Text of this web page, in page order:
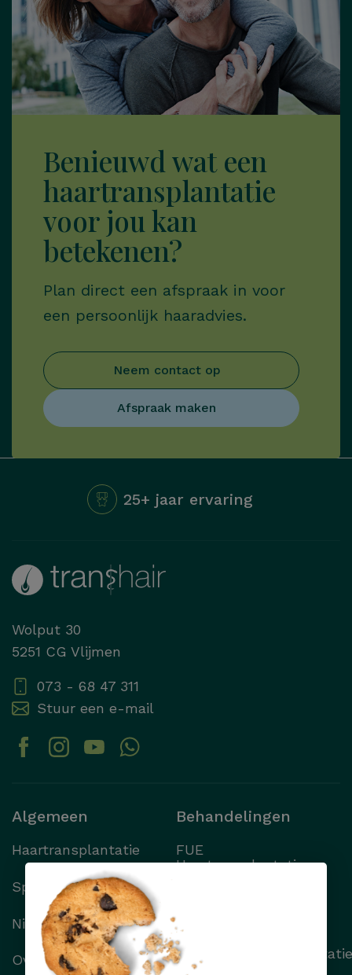
Benieuwd wat een
haartransplantatie
voor jou kan
betekenen?
Plan direct een afspraak in voor
een persoonlijk haaradvies.
Neem contact op
Afspraak maken
25+ jaar ervaring
Wolput 30
5251 CG Vlijmen
073 - 68 47 311
Stuur een e-mail
Algemeen
Haartransplantatie
Specialisten
Nieuws
Over Transhair
Behandelingen
FUE
Haartransplantatie
Wenkbrauwtransplantatie